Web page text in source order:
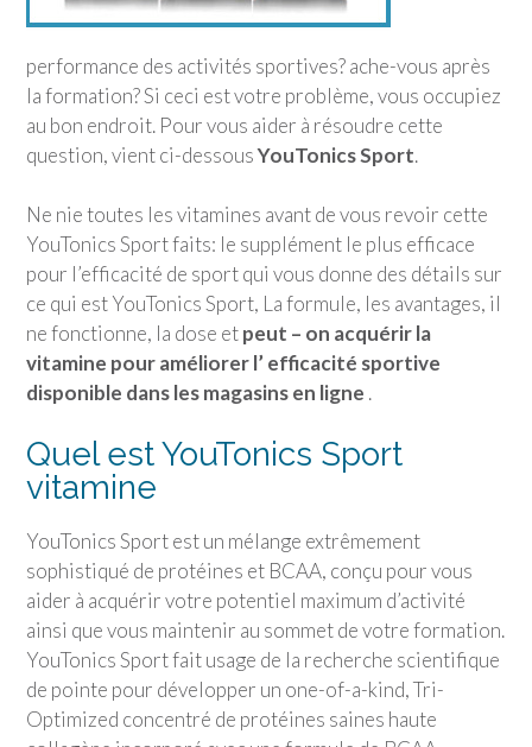
performance des activités sportives? ache-vous après
la formation? Si ceci est votre problème, vous occupiez
au bon endroit. Pour vous aider à résoudre cette
question, vient ci-dessousYouTonics Sport.
Ne nie toutes les vitamines avant de vous revoir cette
YouTonics Sportfaits: le supplément le plus efficace
pour l’efficacité de sport qui vous donne des détails sur
ce qui estYouTonics Sport, La formule, les avantages, il
ne fonctionne, la dose etpeut – on acquérir la
vitamine pour améliorer l’ efficacité sportive
disponible dans les magasins en ligne .
Quel estYouTonics Sport
vitamine
YouTonics Sportest un mélange extrêmement
sophistiqué de protéines et BCAA, conçu pour vous
aider à acquérir votre potentiel maximum d’activité
ainsi que vous maintenir au sommet de votre formation.
YouTonics Sportfait usage de la recherche scientifique
de pointe pour développer un one-of-a-kind, Tri-
Optimized concentré de protéines saines haute